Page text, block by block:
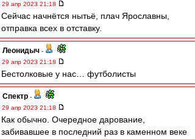
29 апр 2023 21:18
Сейчас начнётся нытьё, плач Ярославны,
отправка всех в отставку.
Леонидыч -
29 апр 2023 21:18
Бестолковые у нас… футболисты
Спектр -
29 апр 2023 21:18
Как обычно. Очередное дарование,
забивавшее в последний раз в каменном веке